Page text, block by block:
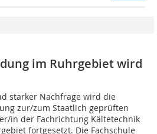
im Ruhrgebiet wird
starker Nachfrage wird die
zur/zum Staatlich geprüften
in der Fachrichtung Kältetechnik
fortgesetzt. Die Fachschule